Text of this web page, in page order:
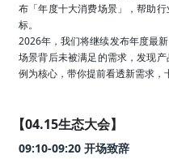
布「年度十大消费场景」，帮助
标。
2026年，我们将继续发布年度最
场景背后未被满足的需求，发现
例为核心，带你提前看透新需求，
【04.15生态大会】
09:10-09:20 开场致辞